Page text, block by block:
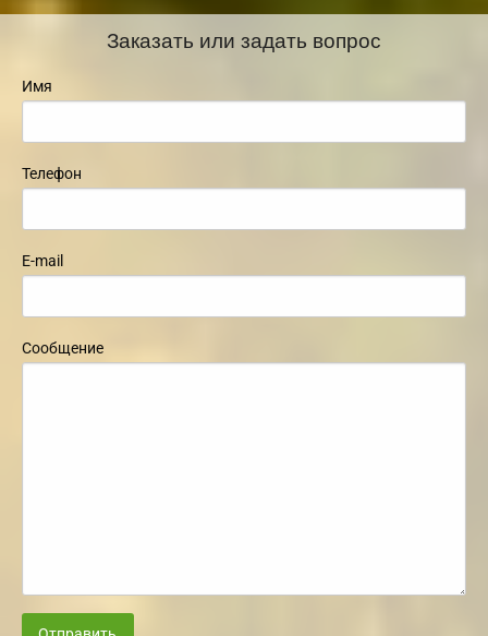
Заказать или задать вопрос
Имя
Телефон
E-mail
Сообщение